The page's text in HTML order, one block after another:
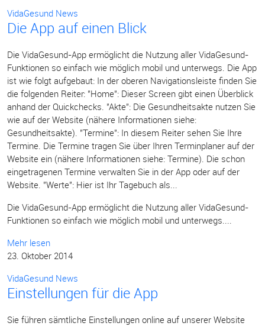
VidaGesund News
Die App auf einen Blick
Die VidaGesund-App ermöglicht die Nutzung aller VidaGesund-
Funktionen so einfach wie möglich mobil und unterwegs. Die App
ist wie folgt aufgebaut: In der oberen Navigationsleiste finden Sie
die folgenden Reiter: "Home": Dieser Screen gibt einen Überblick
anhand der Quickchecks. "Akte": Die Gesundheitsakte nutzen Sie
wie auf der Website (nähere Informationen siehe:
Gesundheitsakte). "Termine": In diesem Reiter sehen Sie Ihre
Termine. Die Termine tragen Sie über Ihren Terminplaner auf der
Website ein (nähere Informationen siehe: Termine). Die schon
eingetragenen Termine verwalten Sie in der App oder auf der
Website. "Werte": Hier ist Ihr Tagebuch als...
Die VidaGesund-App ermöglicht die Nutzung aller VidaGesund-
Funktionen so einfach wie möglich mobil und unterwegs....
Mehr lesen
23. Oktober 2014
VidaGesund News
Einstellungen für die App
Sie führen sämtliche Einstellungen online auf unserer Website